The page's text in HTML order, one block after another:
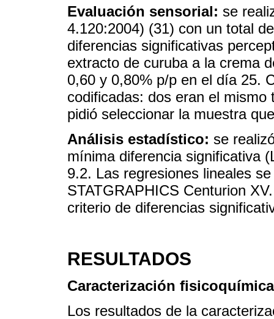
Evaluación sensorial: se
4.120:2004) (31) con un total
diferencias significativas
extracto de curuba a la crema
0,60 y 0,80% p/p en el día 25.
codificadas: dos eran el
pidió seleccionar la muestra
Análisis estadístico: se
mínima diferencia significativa
9.2. Las regresiones lineales
STATGRAPHICS Centurion
criterio de diferencias
RESULTADOS
Caracterización fisicoquímica
Los resultados de la